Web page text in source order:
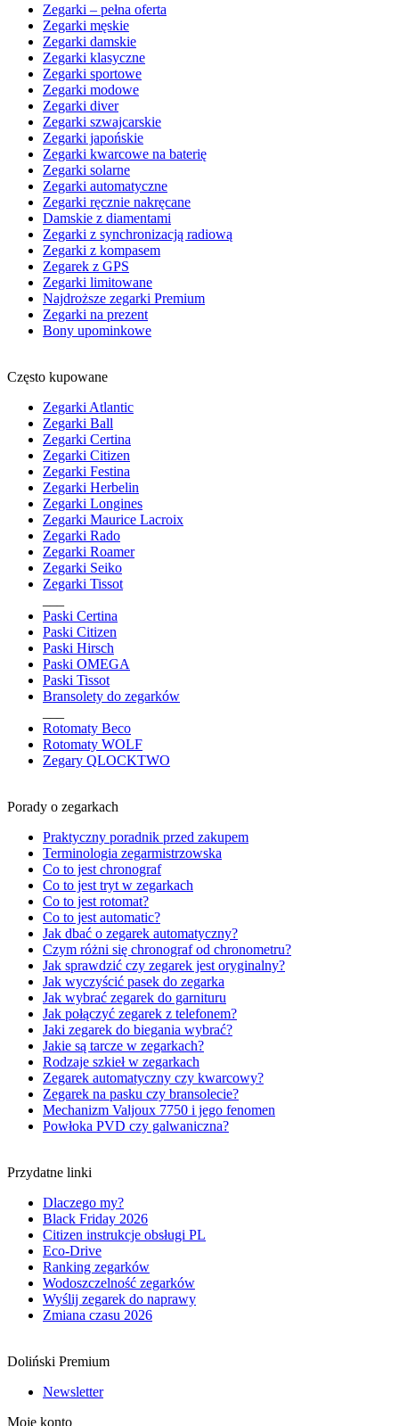
Zegarki – pełna oferta
Zegarki męskie
Zegarki damskie
Zegarki klasyczne
Zegarki sportowe
Zegarki modowe
Zegarki diver
Zegarki szwajcarskie
Zegarki japońskie
Zegarki kwarcowe na baterię
Zegarki solarne
Zegarki automatyczne
Zegarki ręcznie nakręcane
Damskie z diamentami
Zegarki z synchronizacją radiową
Zegarki z kompasem
Zegarek z GPS
Zegarki limitowane
Najdroższe zegarki Premium
Zegarki na prezent
Bony upominkowe
Często kupowane
Zegarki Atlantic
Zegarki Ball
Zegarki Certina
Zegarki Citizen
Zegarki Festina
Zegarki Herbelin
Zegarki Longines
Zegarki Maurice Lacroix
Zegarki Rado
Zegarki Roamer
Zegarki Seiko
Zegarki Tissot
Paski Certina
Paski Citizen
Paski Hirsch
Paski OMEGA
Paski Tissot
Bransolety do zegarków
Rotomaty Beco
Rotomaty WOLF
Zegary QLOCKTWO
Porady o zegarkach
Praktyczny poradnik przed zakupem
Terminologia zegarmistrzowska
Co to jest chronograf
Co to jest tryt w zegarkach
Co to jest rotomat?
Co to jest automatic?
Jak dbać o zegarek automatyczny?
Czym różni się chronograf od chronometru?
Jak sprawdzić czy zegarek jest oryginalny?
Jak wyczyścić pasek do zegarka
Jak wybrać zegarek do garnituru
Jak połączyć zegarek z telefonem?
Jaki zegarek do biegania wybrać?
Jakie są tarcze w zegarkach?
Rodzaje szkieł w zegarkach
Zegarek automatyczny czy kwarcowy?
Zegarek na pasku czy bransolecie?
Mechanizm Valjoux 7750 i jego fenomen
Powłoka PVD czy galwaniczna?
Przydatne linki
Dlaczego my?
Black Friday 2026
Citizen instrukcje obsługi PL
Eco-Drive
Ranking zegarków
Wodoszczelność zegarków
Wyślij zegarek do naprawy
Zmiana czasu 2026
Doliński Premium
Newsletter
Moje konto